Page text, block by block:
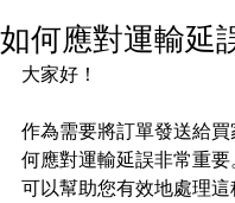
如何應對運輸延
大家好！
作為需要將訂單發送給
何應對運輸延誤非常重
可以幫助您有效地處理這